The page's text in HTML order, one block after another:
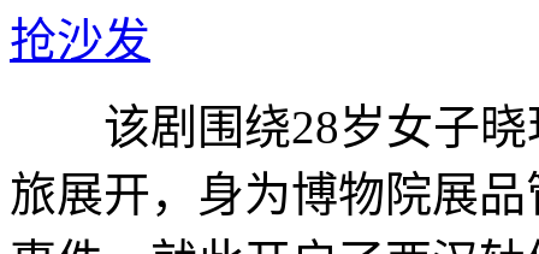
抢沙发
该剧围绕28岁女子晓
旅展开，身为博物院展